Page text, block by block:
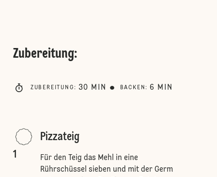
Zubereitung:
ZUBEREITUNG : 30 MIN BACKEN : 6 MIN
1
Pizzateig
Für den Teig das Mehl in eine
Rührschüssel sieben und mit der Germ